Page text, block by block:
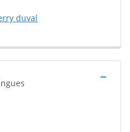
duval